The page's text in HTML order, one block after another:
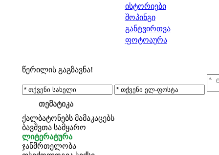
ისტორიები
შოპინგი
განტვირთვა
ფოტოაურა
წერილის გაგზავნა!
თემატიკა
ქალბატონებს მამაკაცებს
ბავშვთა სამყარო
ლიტერატურა
ჯანმრთელობა